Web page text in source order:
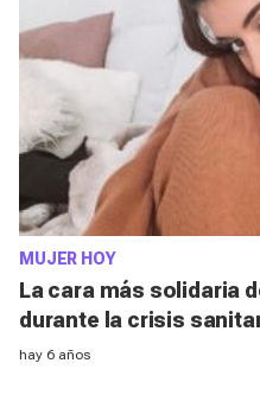
MUJER HOY
La cara más solidaria
durante la crisis
hay 6 años